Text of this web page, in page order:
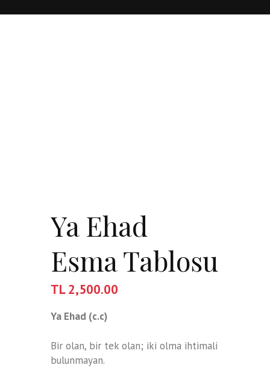
Ya Ehad
Esma Tablosu
TL2,500.00
Ya Ehad (c.c)
Bir olan, bir tek olan; iki olma ihtimali
bulunmayan.